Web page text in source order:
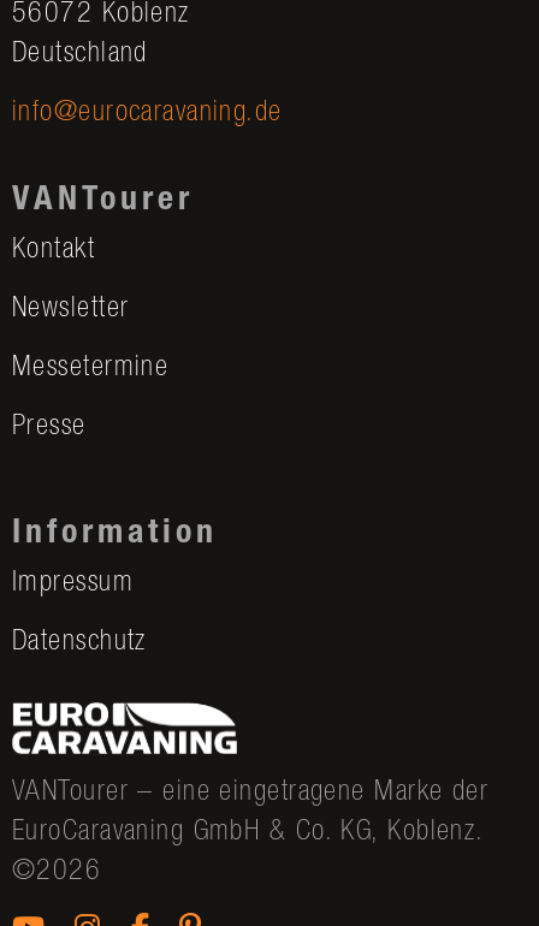
56072 Koblenz
Deutschland
info@eurocaravaning.de
VANTourer
Kontakt
Newsletter
Messetermine
Presse
Information
Impressum
Datenschutz
VANTourer – eine eingetragene Marke der
EuroCaravaning GmbH & Co. KG, Koblenz.
©2026